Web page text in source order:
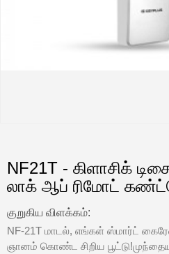
NF21T - கிளாசிக்
லாக் ஆப் ரிமோட்
குறுகிய விளக்கம்:
NF-21T மாடல், எங்கள் ஸ்மார்ட்
ஞானம் கொண்ட சிறிய பூட்டு!முந்தைய